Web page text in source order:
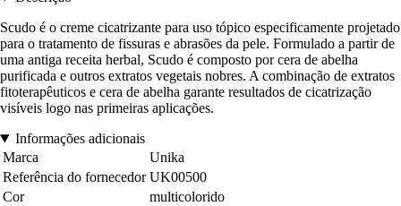
Scudo é o creme cicatrizante para uso tópico especificamente projetado
para o tratamento de fissuras e abrasões da pele. Formulado a partir de
uma antiga receita herbal, Scudo é composto por cera de abelha
purificada e outros extratos vegetais nobres. A combinação de extratos
fitoterapêuticos e cera de abelha garante resultados de cicatrização
visíveis logo nas primeiras aplicações.
Informações adicionais
Marca
Unika
Referência do fornecedor UK00500
Cor
multicolorido